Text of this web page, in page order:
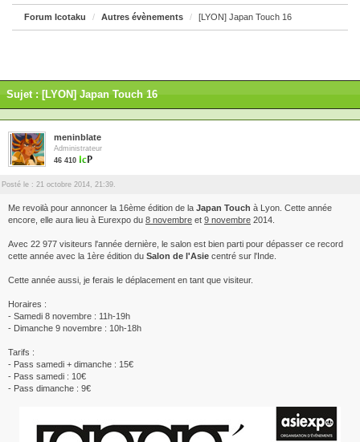
Forum Icotaku Autres évènements [LYON] Japan Touch 16
Sujet : [LYON] Japan Touch 16
meninblate
Administrateur
46 410
Posté le : 21 octobre 2014, 21:39.
Me revoilà pour annoncer la 16ème édition de la Japan Touch à Lyon. Cette année
encore, elle aura lieu à Eurexpo du 8 novembre et 9 novembre 2014.
Avec 22 977 visiteurs l'année dernière, le salon est bien parti pour dépasser ce record
cette année avec la 1ère édition du Salon de l'Asie centré sur l'Inde.
Cette année aussi, je ferais le déplacement en tant que visiteur.
Horaires :
- Samedi 8 novembre : 11h-19h
- Dimanche 9 novembre : 10h-18h
Tarifs :
- Pass samedi + dimanche : 15€
- Pass samedi : 10€
- Pass dimanche : 9€